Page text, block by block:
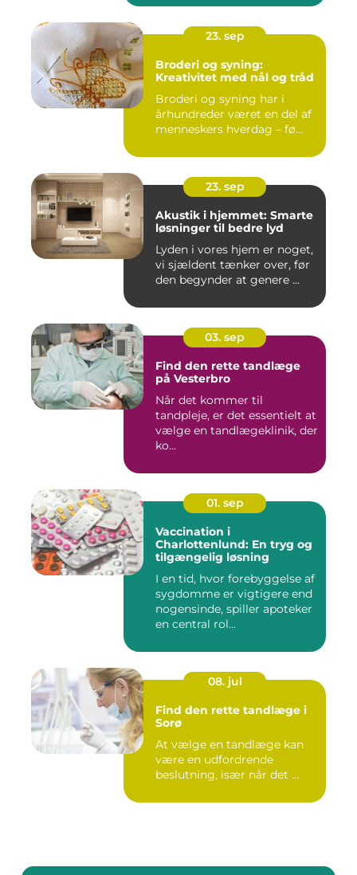
23. sep
Broderi og syning:
Kreativitet med nål og tråd
Broderi og syning har i
århundreder været en del af
menneskers hverdag – fø...
23. sep
Akustik i hjemmet: Smarte
løsninger til bedre lyd
Lyden i vores hjem er noget,
vi sjældent tænker over, før
den begynder at genere ...
03. sep
Find den rette tandlæge
på Vesterbro
Når det kommer til
tandpleje, er det essentielt at
vælge en tandlægeklinik, der
ko...
01. sep
Vaccination i
Charlottenlund: En tryg og
tilgængelig løsning
I en tid, hvor forebyggelse af
sygdomme er vigtigere end
nogensinde, spiller apoteker
en central rol...
08. jul
Find den rette tandlæge i
Sorø
At vælge en tandlæge kan
være en udfordrende
beslutning, især når det ...